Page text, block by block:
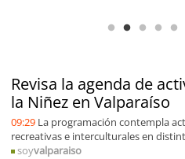
Revisa la agenda de
la Niñez en Valparaíso
09:29 La programación contempla
recreativas e interculturales en
soyvalparaiso